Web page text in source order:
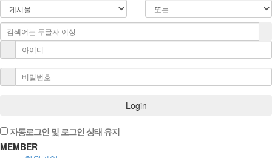
Login
자동로그인 및 로그인 상태 유지
MEMBER